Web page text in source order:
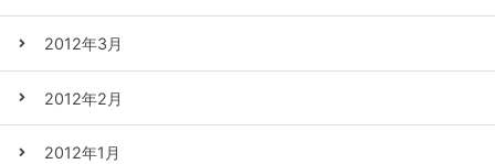
2012年3月
2012年2月
2012年1月